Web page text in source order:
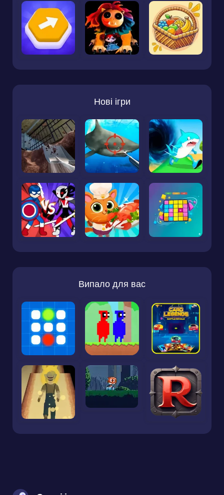
Нові ігри
Випало для вас